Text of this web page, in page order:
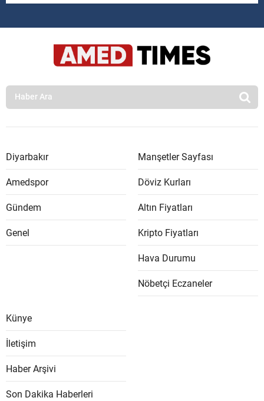
Diyarbakır
Amedspor
Gündem
Genel
Manşetler Sayfası
Döviz Kurları
Altın Fiyatları
Kripto Fiyatları
Hava Durumu
Nöbetçi Eczaneler
Künye
İletişim
Haber Arşivi
Son Dakika Haberleri